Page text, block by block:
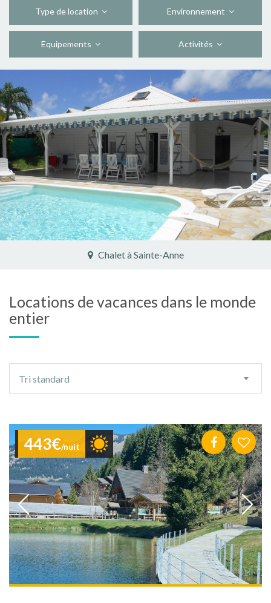
Type de location Environnement
Equipements Activités
Gîte à Awenne
Locations de vacances dans le monde
entier
tri
Tri standard
443€/nuit